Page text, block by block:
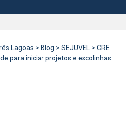
Lagoas > Blog > SEJUVEL > CRE
para iniciar projetos e escolinhas